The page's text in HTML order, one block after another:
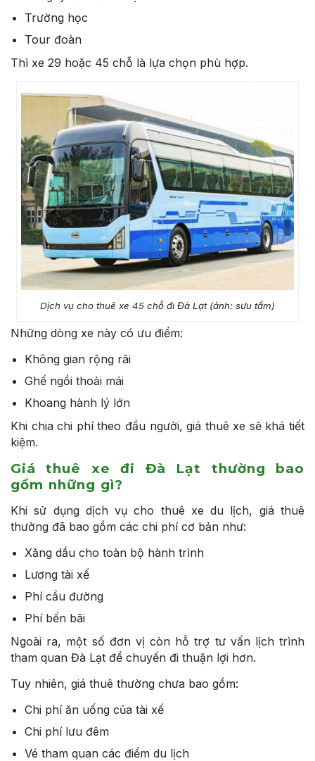
Trường học
Tour đoàn
Thì xe 29 hoặc 45 chỗ là lựa chọn phù hợp.
Dịch vụ cho thuê xe 45 chỗ đi Đà Lạt (ảnh: sưu tầm)
Những dòng xe này có ưu điểm:
Không gian rộng rãi
Ghế ngồi thoải mái
Khoang hành lý lớn
Khi chia chi phí theo đầu người, giá thuê xe sẽ khá tiết
kiệm.
Giá thuê xe đi Đà Lạt thường bao
gồm những gì?
Khi sử dụng dịch vụ cho thuê xe du lịch, giá thuê
thường đã bao gồm các chi phí cơ bản như:
Xăng dầu cho toàn bộ hành trình
Lương tài xế
Phí cầu đường
Phí bến bãi
Ngoài ra, một số đơn vị còn hỗ trợ tư vấn lịch trình
tham quan Đà Lạt để chuyến đi thuận lợi hơn.
Tuy nhiên, giá thuê thường chưa bao gồm:
Chi phí ăn uống của tài xế
Chi phí lưu đêm
Vé tham quan các điểm du lịch